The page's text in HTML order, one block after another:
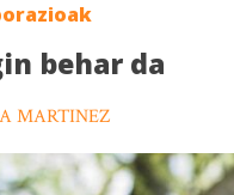
behar da
MARTINEZ